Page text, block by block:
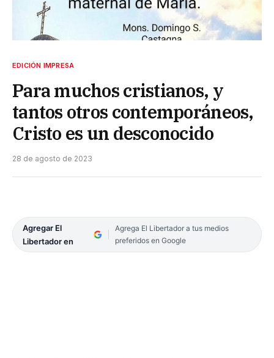
EDICIÓN IMPRESA
Para muchos cristianos, y
tantos otros contemporáneos,
Cristo es un desconocido
28 de agosto de 2023
Agregar El
Libertador en
Agrega El Libertador a tus medios
preferidos en Google